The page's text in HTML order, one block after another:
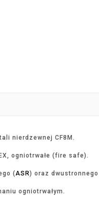
nierdzewnej CF8M.
ogniotrwałe (fire safe).
(ASR) oraz
ogniotrwałym.